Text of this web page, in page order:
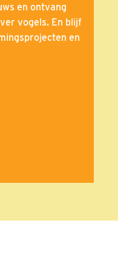
en ontvang
vogels. En blijf
en